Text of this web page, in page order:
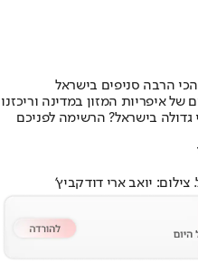
הרבה סניפים בישראל
איפריות המזון במדינה וריכזנו
בישראל? הרשימה לפניכם
יואב ארי דודקביץ'